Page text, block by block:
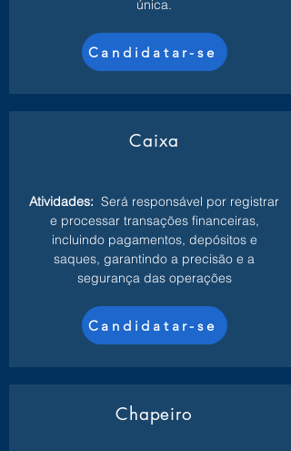
única.
Candidatar-se
Caixa
Atividades: Será responsável por registrar
e processar transações financeiras,
incluindo pagamentos, depósitos e
saques, garantindo a precisão e a
segurança das operações
Candidatar-se
Chapeiro